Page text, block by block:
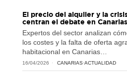
El precio del alquiler y la
centran el debate en
Expertos del sector analizan
los costes y la falta de oferta
habitacional en Canarias…
16/04/2026 CANARIAS·ACTUALIDAD